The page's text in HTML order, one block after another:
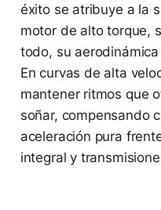
éxito se atribuye a la
motor de alto torque,
todo, su
En curvas de alta
mantener ritmos que
soñar, compensando
aceleración pura
integral y